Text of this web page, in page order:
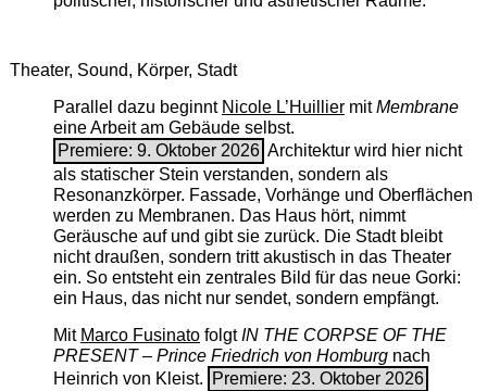
Theater, Sound, Körper, Stadt
Parallel dazu beginnt Nicole L’Huilliermit ­Membrane
eine Arbeit am Gebäude selbst.
Premiere: 9. Oktober 2026 Architektur wird hier nicht
als statischer Stein verstanden, sondern als
Resonanzkörper. Fassade, Vorhänge und Oberflächen
werden zu Membranen. Das Haus hört, nimmt
Geräusche auf und gibt sie zurück. Die Stadt bleibt
nicht draußen, sondern tritt akustisch in das Theater
ein. So entsteht ein zentrales Bild für das neue Gorki:
ein Haus, das nicht nur sendet, sondern empfängt.
Mit Marco FusinatofolgtIN THE CORPSE OF THE
PRESENT – Prince Friedrich von Homburgnach
Heinrich von Kleist.
Premiere: 23. Oktober 2026